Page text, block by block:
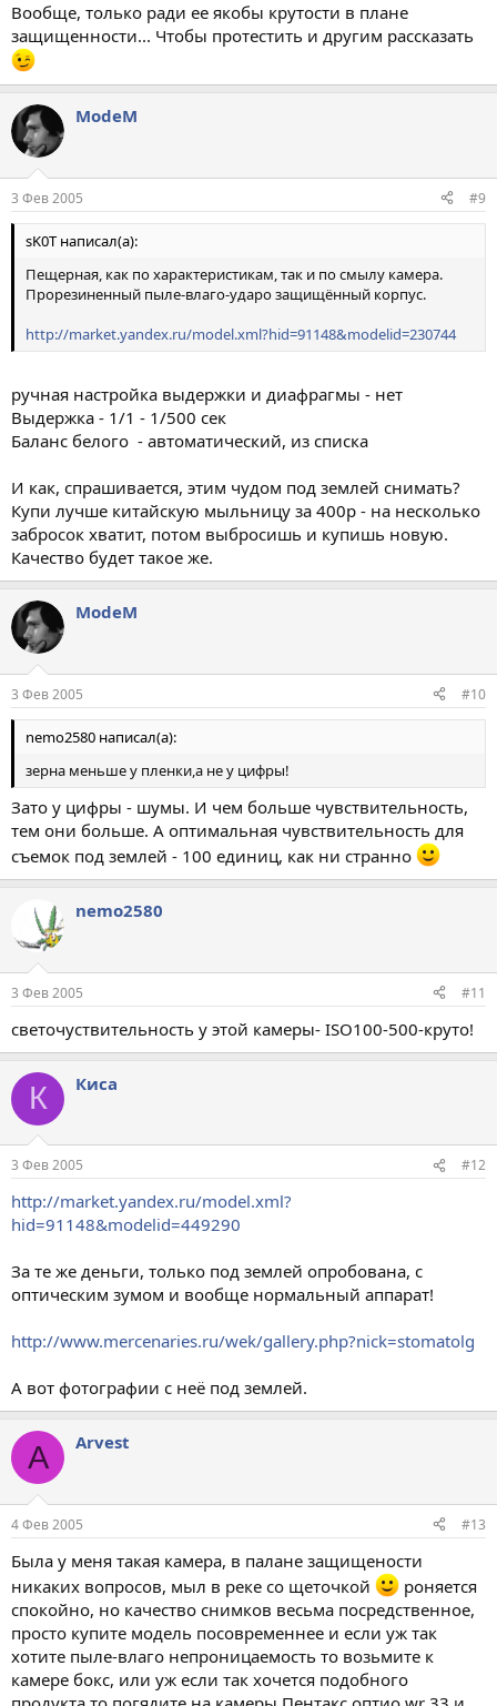
Вообще, только ради ее якобы крутости в плане
защищенности... Чтобы протестить и другим рассказать
ModeM
3 Фев 2005 #9
sK0T написал(а):
Пещерная, как по характеристикам, так и по смылу камера.
Прорезиненный пыле-влаго-ударо защищённый корпус.
http://market.yandex.ru/model.xml?hid=91148&modelid=230744
ручная настройка выдержки и диафрагмы - нет
Выдержка - 1/1 - 1/500 сек
Баланс белого - автоматический, из списка
И как, спрашивается, этим чудом под землей снимать?
Купи лучше китайскую мыльницу за 400р - на несколько
забросок хватит, потом выбросишь и купишь новую.
Качество будет такое же.
ModeM
3 Фев 2005 #10
nemo2580 написал(а):
зерна меньше у пленки,а не у цифры!
Зато у цифры - шумы. И чем больше чувствительность,
тем они больше. А оптимальная чувствительность для
съемок под землей - 100 единиц, как ни странно
nemo2580
3 Фев 2005 #11
светочуствительность у этой камеры- ISO100-500-круто!
К Киса
3 Фев 2005 #12
http://market.yandex.ru/model.xml?
hid=91148&modelid=449290
За те же деньги, только под землей опробована, с
оптическим зумом и вообще нормальный аппарат!
http://www.mercenaries.ru/wek/gallery.php?nick=stomatolg
А вот фотографии с неё под землей.
A Arvest
4 Фев 2005 #13
Была у меня такая камера, в палане защищености
никаких вопросов, мыл в реке со щеточкой
роняется
спокойно, но качество снимков весьма посредственное,
просто купите модель посовременнее и если уж так
хотите пыле-влаго непроницаемость то возьмите к
камере бокс, или уж если так хочется подобного